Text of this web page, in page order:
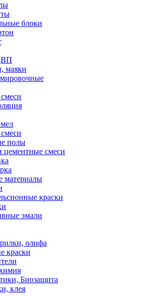
блоки
маяки
полы
цементные смеси
материалы
краски
эмали
олифа
краски
Биозащита
клея